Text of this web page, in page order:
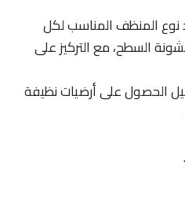
نوع المنظف المناسب لكل
السطح، مع التركيز على
الحصول على أرضيات نظيفة